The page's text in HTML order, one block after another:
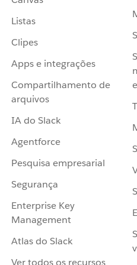
Listas
Clipes
Apps e integrações
Compartilhamento de
arquivos
IA do Slack
Agentforce
Pesquisa empresarial
Segurança
Enterprise Key
Management
Atlas do Slack
Ver todos os recursos